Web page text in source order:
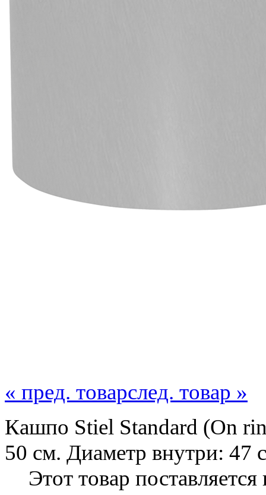
« пред. товарслед. товар »
Кашпо Stiel Standard (On
50 см. Диаметр внутри: 47
Этот товар